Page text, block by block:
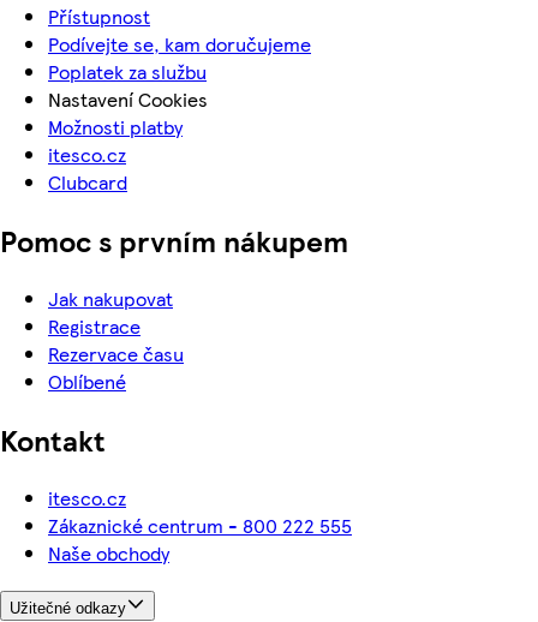
Přístupnost
Podívejte se, kam doručujeme
Poplatek za službu
Nastavení Cookies
Možnosti platby
itesco.cz
Clubcard
Pomoc s prvním nákupem
Jak nakupovat
Registrace
Rezervace času
Oblíbené
Kontakt
itesco.cz
Zákaznické centrum - 800 222 555
Naše obchody
Užitečné odkazy